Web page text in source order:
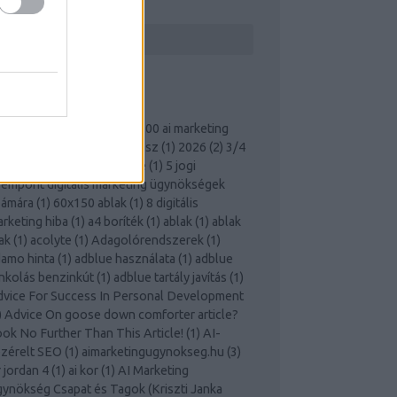
100 ai marketing
100 kérdés és válasz (1) 2026 (2) 3/4
3 cups coffee (1) 5 jogi
digitális marketing ügynökségek
(1) 60x150 ablak (1) 8 digitális
hiba (1) a4 boríték (1) ablak (1) ablak
(1) acolyte (1) Adagolórendszerek (1)
hinta (1) adblue használata (1) adblue
benzinkút (1) adblue tartály javítás (1)
For Success In Personal Development
Advice On goose down comforter article?
No Further Than This Article! (1) AI-
SEO (1) aimarketingugynokseg.hu (3)
jordan 4 (1) ai kor (1) AI Marketing
Csapat és Tagok (Kriszti Janka